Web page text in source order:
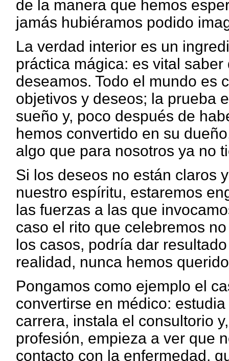
de la manera que hemos
jamás hubiéramos podido
La verdad interior es un
práctica mágica: es vital
deseamos. Todo el mundo es
objetivos y deseos; la prueba
sueño y, poco después de
hemos convertido en su
algo que para nosotros ya no
Si los deseos no están claros
nuestro espíritu, estaremos
las fuerzas a las que
caso el rito que celebremos
los casos, podría dar
realidad, nunca hemos
Pongamos como ejemplo el
convertirse en médico:
carrera, instala el consultorio
profesión, empieza a ver que
contacto con la enfermedad,